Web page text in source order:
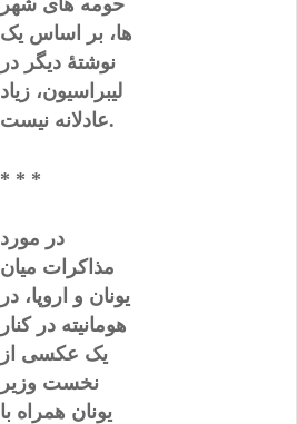
ها، بر اساس یک
نوشتۀ دیگر در
لیبراسیون، زیاد
عادلانه نیست.
* * *
در مورد
مذاکرات میان
یونان و اروپا، در
هومانیته در کنار
یک عکسی از
نخست وزیر
یونان همراه با